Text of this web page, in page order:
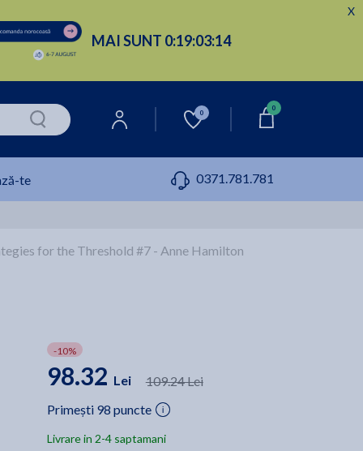
MAI SUNT 0:19:03:13
X
0
0
te 0371.781.781
for the Threshold #7 - Anne Hamilton
-10%
98.32 Lei
109.24 Lei
Primești 98 puncte
Livrare in 2-4 saptamani